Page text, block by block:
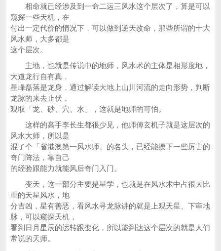
相命就已经涉及到一命二运三风水这个层次了，算是可以
窥探一些天机，在
付出一定代价的情况下，可以做到逆天改命，那些所谓的十大
风水师，大多都是
这个层次。
主地，也就是传说中的地师，风水术的主体是相形度地，
大道龙行自有真，
星峰磊落是龙身，通过解读大地上山川河流的走向形势，判断
龙脉的来去止伏，
观取「龙、砂、穴、水」，这就是地师的可怕。
这样的高手李长生都很少见，他师傅玄机子就是这层次的
风水大师，所以是
混了个「省港澳第一风水师」的名头，已经能摆下一些厉害的
奇门阵法，靠自己
的经验跟能力就能风后奇门入门。
变天，这一部分主要是星学，也就是在风水术中占很大比
重的天星风水，地
分吉凶，星有善恶，看风水寻龙脉讲的就是上观天星、下审地
脉，可以窥探天机，
看到日月星辰的运转跟变化，所以能到达这个层次的就是人们
常说的天师。